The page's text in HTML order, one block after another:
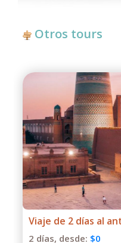
Otros tours
Tour de un día al
Almaty